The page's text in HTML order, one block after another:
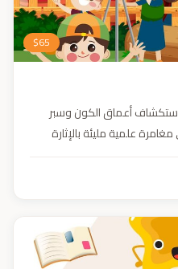
$65
أعماق الكون وسبر
علمية مليئة بالإثارة
للكون وتفتح لك آفاقاً لا